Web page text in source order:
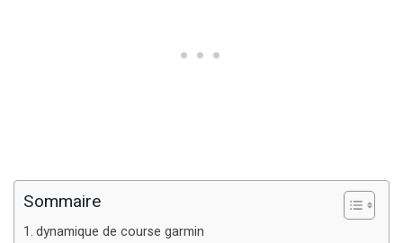
Sommaire
dynamique de course garmin